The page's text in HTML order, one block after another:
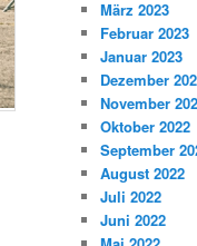
März 2023
Februar 2023
Januar 2023
Dezember
November
Oktober 2022
September
August 2022
Juli 2022
Juni 2022